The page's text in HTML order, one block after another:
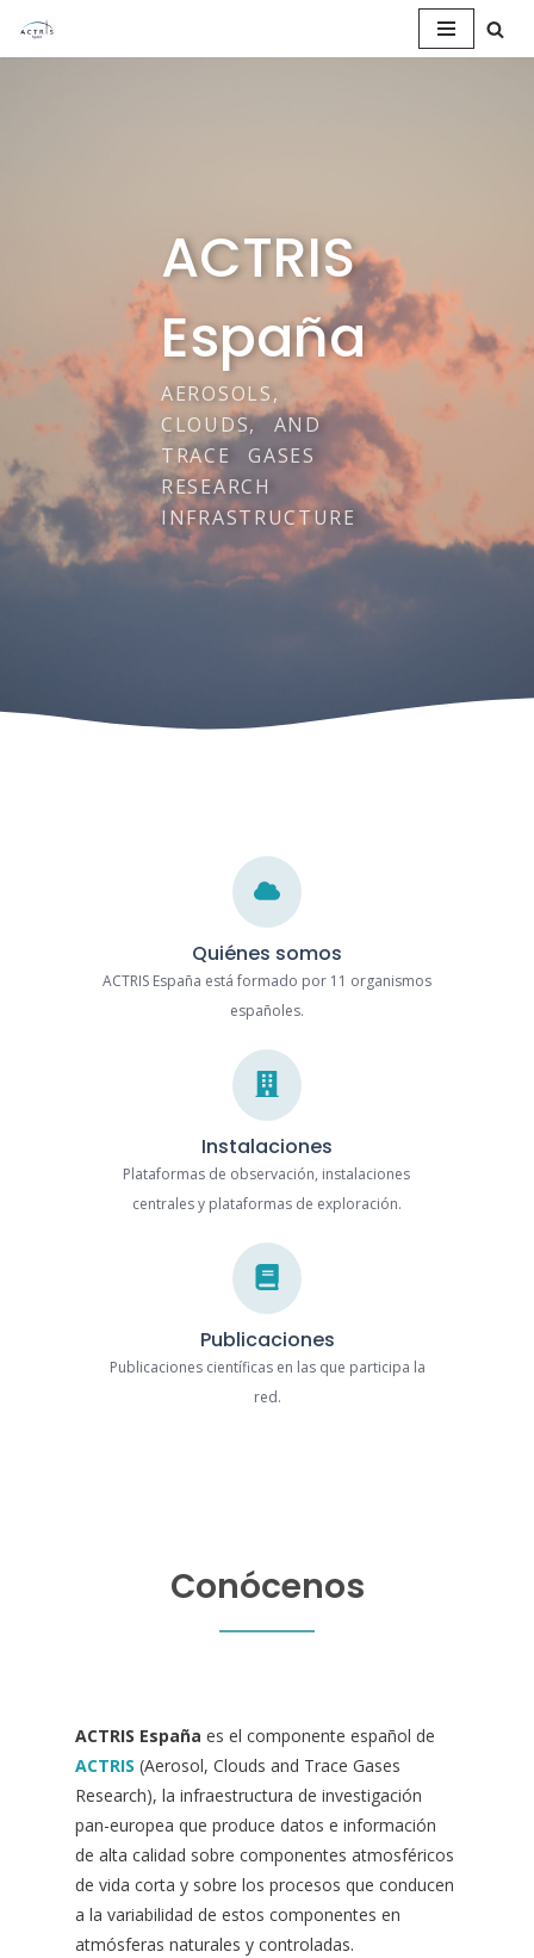
Saltar
ACTRIS
España
AEROSOLS,
CLOUDS, AND
TRACE GASES
RESEARCH
INFRASTRUCTURE
Quiénes somos
ACTRIS España está formado por 11 organismos
españoles.
Instalaciones
Plataformas de observación, instalaciones
centrales y plataformas de exploración.
Publicaciones
Publicaciones científicas en las que participa la
red.
Conócenos
ACTRIS España es el componente español de
ACTRIS (Aerosol, Clouds and Trace Gases
Research), la infraestructura de investigación
pan-europea que produce datos e información
de alta calidad sobre componentes atmosféricos
de vida corta y sobre los procesos que conducen
a la variabilidad de estos componentes en
atmósferas naturales y controladas.